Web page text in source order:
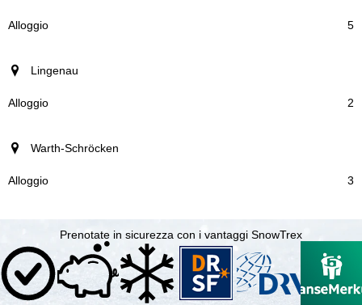
5
Lingenau
2
Warth-Schröcken
3
Prenotate in sicurezza con i vantaggi SnowTrex